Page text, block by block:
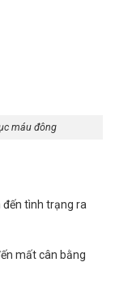
máu đông
tình trạng ra
mất cân bằng